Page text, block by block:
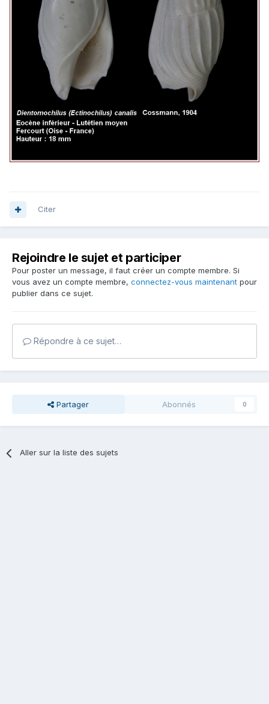
Citer
Rejoindre le sujet et participer
Pour poster un message, il faut créer un compte membre. Si
vous avez un compte membre, connectez-vous maintenant pour
publier dans ce sujet.
Répondre à ce sujet…
Partager Abonnés 0
Aller sur la liste des sujets